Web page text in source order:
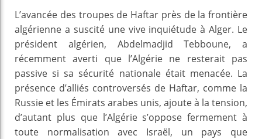
L’avancée des troupes de Haftar près de la frontière
algérienne a suscité une vive inquiétude à Alger. Le
président algérien, Abdelmadjid Tebboune, a
récemment averti que l’Algérie ne resterait pas
passive si sa sécurité nationale était menacée. La
présence d’alliés controversés de Haftar, comme la
Russie et les Émirats arabes unis, ajoute à la tension,
d’autant plus que l’Algérie s’oppose fermement à
toute normalisation avec Israël, un pays que